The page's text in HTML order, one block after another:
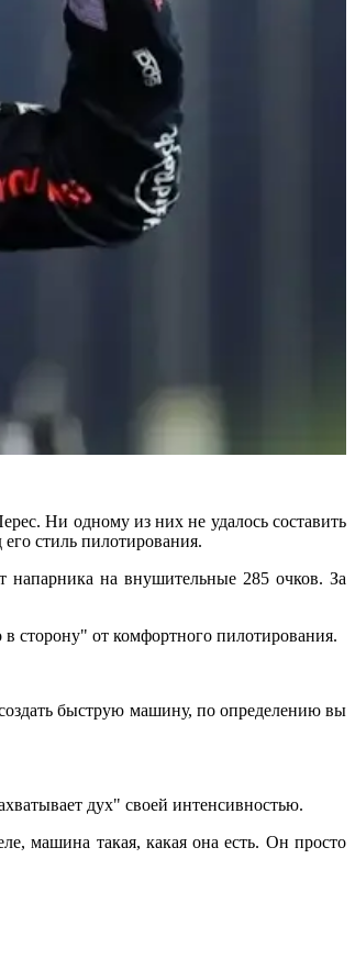
Ни одному из них не удалось составить
стиль пилотирования.
напарника на внушительные 285 очков. За
сторону" от комфортного пилотирования.
быструю машину, по определению вы
дух" своей интенсивностью.
машина такая, какая она есть. Он просто